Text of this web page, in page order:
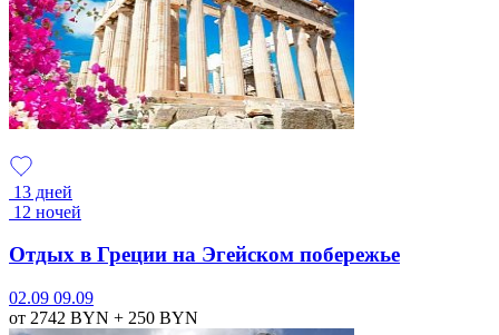
13 дней
12 ночей
Отдых в Греции на Эгейском побережье
02.09 09.09
от 2742 BYN + 250 BYN